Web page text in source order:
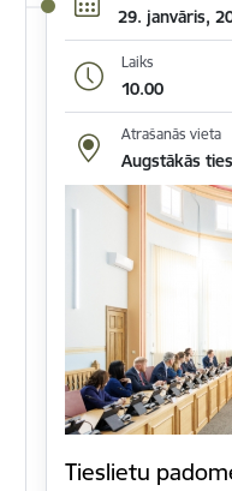
29. janvāris,
Laiks
10.00
Atrašanās vieta
Augstākās
Tieslietu